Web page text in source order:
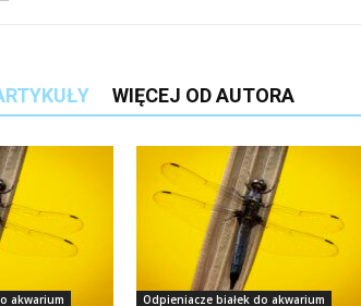
WIĘCEJ OD AUTORA
akwarium Odpieniacze białek do akwarium